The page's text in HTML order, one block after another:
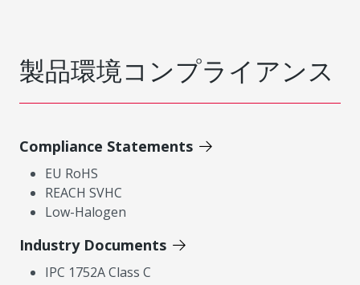
製品環境コンプライアンス
Compliance Statements
EU RoHS
REACH SVHC
Low-Halogen
Industry Documents
IPC 1752A Class C